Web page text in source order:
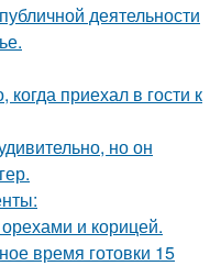
деятельности
приехал в гости к
но он
и корицей.
время готовки 15